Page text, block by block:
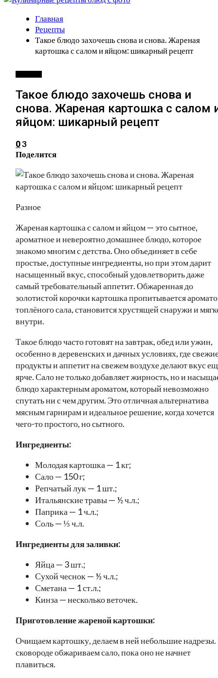
Главная
Рецепты
Такое блюдо захочешь снова и снова. Жареная
картошка с салом и яйцом: шикарный рецепт
Такое блюдо захочешь снова и
снова. Жареная картошка с салом
яйцом: шикарный рецепт
03
Поделится
Разное
Жареная картошка с салом и яйцом — это сытное,
ароматное и невероятно домашнее блюдо, которое
знакомо многим с детства. Оно объединяет в себе
простые, доступные ингредиенты, но при этом дарит
насыщенный вкус, способный удовлетворить даже
самый требовательный аппетит. Обжаренная до
золотистой корочки картошка пропитывается
топлёного сала, становится хрустящей снаружи и
внутри.
Такое блюдо часто готовят на завтрак, обед или ужин,
особенно в деревенских и дачных условиях, где
продукты и аппетит на свежем воздухе делают вкус
ярче. Сало не только добавляет жирность, но и
блюдо характерным ароматом, который невозможно
спутать ни с чем другим. Это отличная альтернатива
мясным гарнирам и идеальное решение, когда хочется
чего-то простого, но сытного.
Ингредиенты:
Молодая картошка — 1 кг;
Сало — 150 г;
Репчатый лук — 1 шт.;
Итальянские травы — ½ ч.л.;
Паприка — 1 ч.л.;
Соль — ⅓ ч.л.
Ингредиенты для заливки:
Яйца — 3 шт.;
Сухой чеснок — ½ ч.л.;
Сметана — 1 ст.л.;
Кинза — несколько веточек.
Приготовление жареной картошки:
Очищаем картошку, делаем в ней небольшие
сковороде обжариваем сало, пока оно не начнет
плавиться.